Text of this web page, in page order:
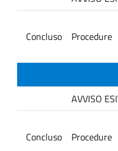
Concluso Procedure
AVVISO
Concluso Procedure